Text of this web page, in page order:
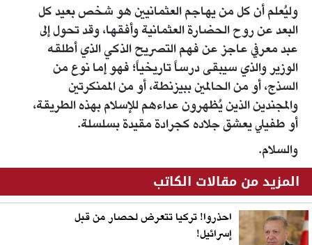
وليُعلم أن كل من يهاجم العثمانيين هو شخص بعيد كل
البعد عن روح الحضارة العثمانية وأفقها، وقد تحول إلى
عبد معرفي عاجز عن فهم التصريح الذكي الذي أطلقه
الوزير والذي سيبقى درساً تاريخياً؛ فهو إما نوع من
السذج، أو من الحالمين ببيزنطة، أو من الممنكرتين
والمجندين الذين يُظهرون عداءهم للإسلام بهذه الطريقة،
أو طفيلي يعشق جلاده كجرادة مقيدة بسلسلة.
والسلام.
المزيد من مقالات الكاتب
احذروا! تركيا تتعرض لحصار من قبل
إسرائيل!